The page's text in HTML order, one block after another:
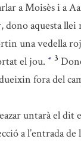
a Moisès i a
dono aquesta llei
una vedella
el jou. * 3
fora del
untarà el dit
a l’entrada de